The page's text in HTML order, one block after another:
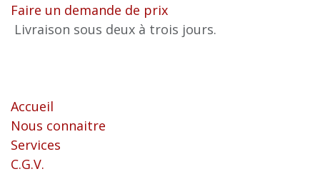
Faire un demande de prix
Livraison sous deux à trois jours.
Accueil
Nous connaitre
Services
C.G.V.